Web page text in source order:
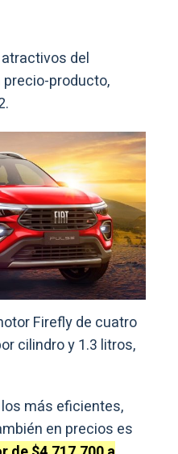
del
producto,
Firefly de cuatro
cilindro y 1.3 litros,
más eficientes,
en precios es